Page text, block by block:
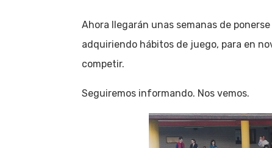
Ahora llegarán unas semanas de
adquiriendo hábitos de juego, para en
competir.
Seguiremos informando. Nos vemos.